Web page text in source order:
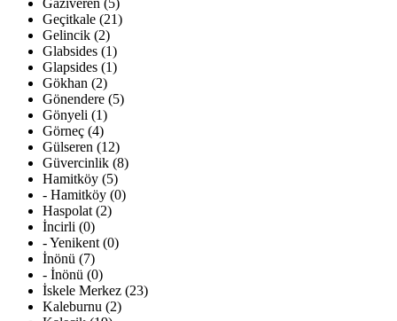
Gaziveren (5)
Geçitkale (21)
Gelincik (2)
Glabsides (1)
Glapsides (1)
Gökhan (2)
Gönendere (5)
Gönyeli (1)
Görneç (4)
Gülseren (12)
Güvercinlik (8)
Hamitköy (5)
- Hamitköy (0)
Haspolat (2)
İncirli (0)
- Yenikent (0)
İnönü (7)
- İnönü (0)
İskele Merkez (23)
Kaleburnu (2)